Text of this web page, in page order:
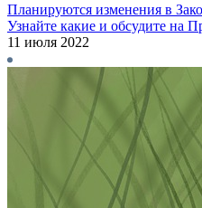
Планируются изменения в
Узнайте какие и обсудите на
11 июля 2022